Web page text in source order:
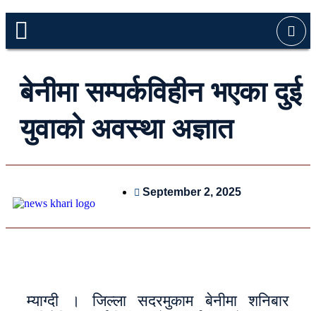
बेनीमा सम्पर्कविहीन भएका दुई
युवाको अवस्था अज्ञात
September 2, 2025
म्याग्दी । जिल्ला सदरमुकाम बेनीमा शनिबार